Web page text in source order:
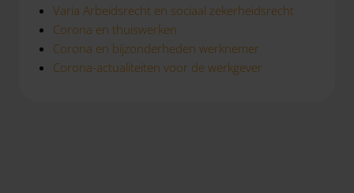
Varia Arbeidsrecht en sociaal zekerheidsrecht
Corona en thuiswerken
Corona en bijzonderheden werknemer
Corona-actualiteiten voor de werkgever